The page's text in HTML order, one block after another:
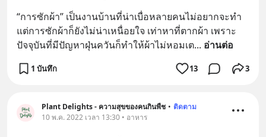
“การซักผ้า” เป็นงานบ้านที่น่าเบื่อหลายคนไม่อยากจะทำ
แต่การซักผ้าก็ยังไม่น่าเหนื่อยใจ เท่าหาที่ตากผ้า เพราะ
ปัจจุบันที่มีปัญหาฝุ่นควันก็ทำให้ผ้าไม่หอมเต... อ่านต่อ
1 บันทึก 13 3
Plant Delights - ความสุขของคนกินพืช • ติดตาม
10 พ.ค. 2022 เวลา 13:30 • อาหาร